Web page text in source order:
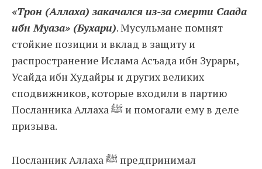
«Трон (Аллаха) закачался из-за смерти Саада
ибн Муаза» (Бухари). Мусульмане помнят
стойкие позиции и вклад в защиту и
распространение Ислама Асъада ибн Зурары,
Усайда ибн Худайры и других великих
сподвижников, которые входили в партию
Посланника Аллаха ﷺ и помогали ему в деле
призыва.
Посланник Аллаха ﷺ предпринимал